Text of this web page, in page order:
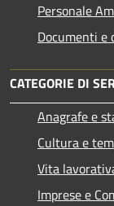
Personale
Documenti e
CATEGORIE DI
Anagrafe e
Cultura e
Vita
Imprese e